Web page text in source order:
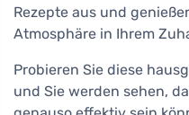
Rezepte aus und
Atmosphäre in Ihrem
Probieren Sie diese
und Sie werden sehen,